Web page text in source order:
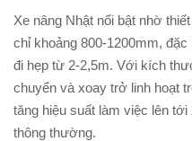
Xe nâng Nhật nổi bật nhờ
chỉ khoảng 800-1200mm,
đi hẹp từ 2-2,5m. Với kích
chuyển và xoay trở linh hoạt
tăng hiệu suất làm việc lên
thông thường.